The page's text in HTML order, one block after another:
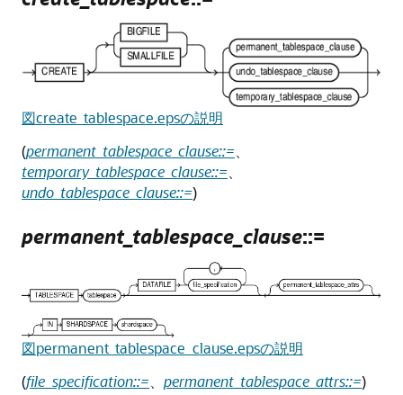
図create_tablespace.epsの説明
(permanent_tablespace_clause::=
temporary_tablespace_clause::=
undo_tablespace_clause::=)
permanent_tablespace_clause::=
図permanent_tablespace_clause.epsの説明
(file_specification::=、 permanent_tablespace_attrs::=)